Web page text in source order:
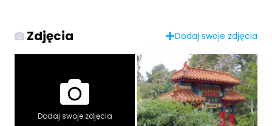
Zdjęcia Dodaj swoje zdjęcia
Dodaj swoje zdjęcia